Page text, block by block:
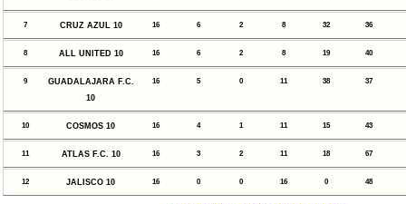
7 CRUZ AZUL 10 16 6 2 8 32 36
8 ALL UNITED 10 16 6 2 8 19 40
9
GUADALAJARA F.C.
10
16 5 0 11 38 37
10 COSMOS 10 16 4 1 11 15 43
11 ATLAS F.C. 10 16 3 2 11 18 67
12 JALISCO 10 16 0 0 16 0 48